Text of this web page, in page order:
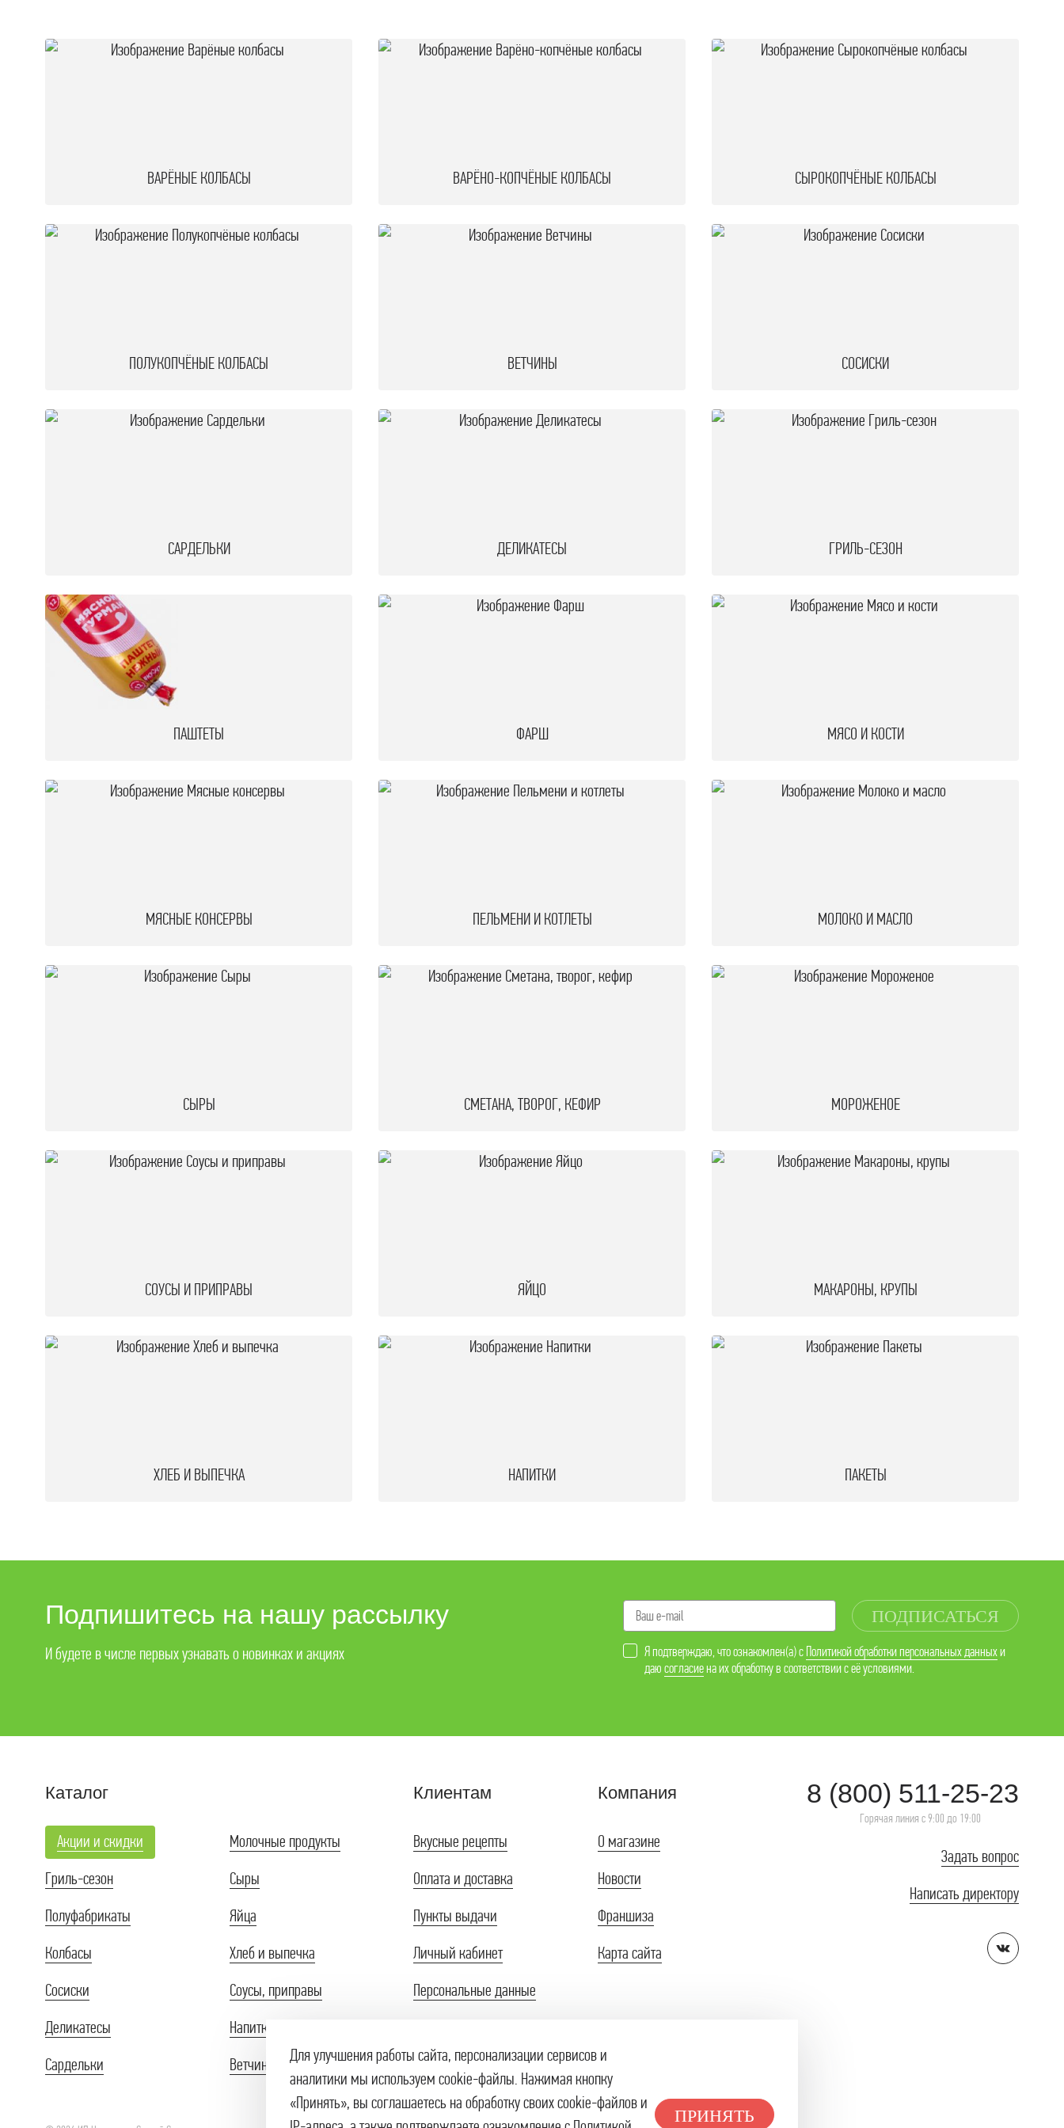
Сметана, творог, кефир
ВАРЁНЫЕ КОЛБАСЫ ВАРЁНО-КОПЧЁНЫЕ КОЛБАСЫ СЫРОКОПЧЁНЫЕ КОЛБАСЫ
ПОЛУКОПЧЁНЫЕ КОЛБАСЫ ВЕТЧИНЫ СОСИСКИ
САРДЕЛЬКИ ДЕЛИКАТЕСЫ ГРИЛЬ-СЕЗОН
ПАШТЕТЫ ФАРШ МЯСО И КОСТИ
МЯСНЫЕ КОНСЕРВЫ ПЕЛЬМЕНИ И КОТЛЕТЫ МОЛОКО И МАСЛО
СЫРЫ СМЕТАНА, ТВОРОГ, КЕФИР МОРОЖЕНОЕ
СОУСЫ И ПРИПРАВЫ ЯЙЦО МАКАРОНЫ, КРУПЫ
ХЛЕБ И ВЫПЕЧКА НАПИТКИ ПАКЕТЫ
Подпишитесь на нашу рассылку
И будете в числе первых узнавать о новинках и акциях
ПОДПИСАТЬСЯ
Я подтверждаю, что ознакомлен(а) с Политикой обработки персональных данныхи
даю согласиена их обработку в соответствии с её условиями.
Каталог
Акции и скидки
Молочные продукты
Гриль-сезон
Сыры
Полуфабрикаты
Яйца
Колбасы
Хлеб и выпечка
Сосиски
Соусы, приправы
Деликатесы
Напитки
Сардельки
Ветчины
Клиентам
Вкусные рецепты
Оплата и доставка
Пункты выдачи
Личный кабинет
Персональные данные
Правила продажи на сайте
Компания
О магазине
Новости
Франшиза
Карта сайта
8 (800) 511-25-23
Горячая линия с 9:00 до 19:00
Задать вопрос
Написать директору
Для улучшения работы сайта, персонализации сервисов и
аналитики мы используем cookie-файлы. Нажимая кнопку
«Принять», вы соглашаетесь на обработку своих cookie-файлов и
ПРИНЯТЬ